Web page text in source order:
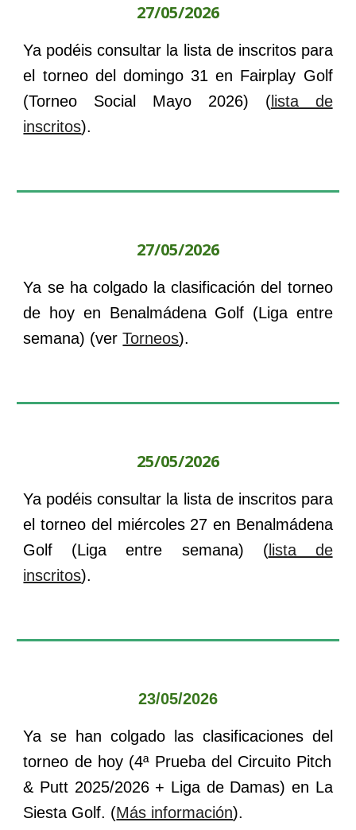
27/05/2026
Ya podéis consultar la lista de inscritos para
el torneo del domingo 31 en Fairplay Golf
(Torneo Social Mayo 2026) (lista de
inscritos).
27/05/2026
Ya se ha colgado la clasificación del torneo
de
hoy en BenalmádenaGolf (Liga entre
semana) (ver Torneos).
25/05/2026
Ya podéis consultar la lista de inscritos para
el torneo del miércoles 27 en Benalmádena
Golf (Liga entre semana) (lista de
inscritos).
23/05/2026
Ya se han colgado las clasificaciones del
torneo de hoy (4ª Prueba del Circuito Pitch
& Putt 2025/2026+ Liga de Damas) en La
Siesta Golf. (Más información).